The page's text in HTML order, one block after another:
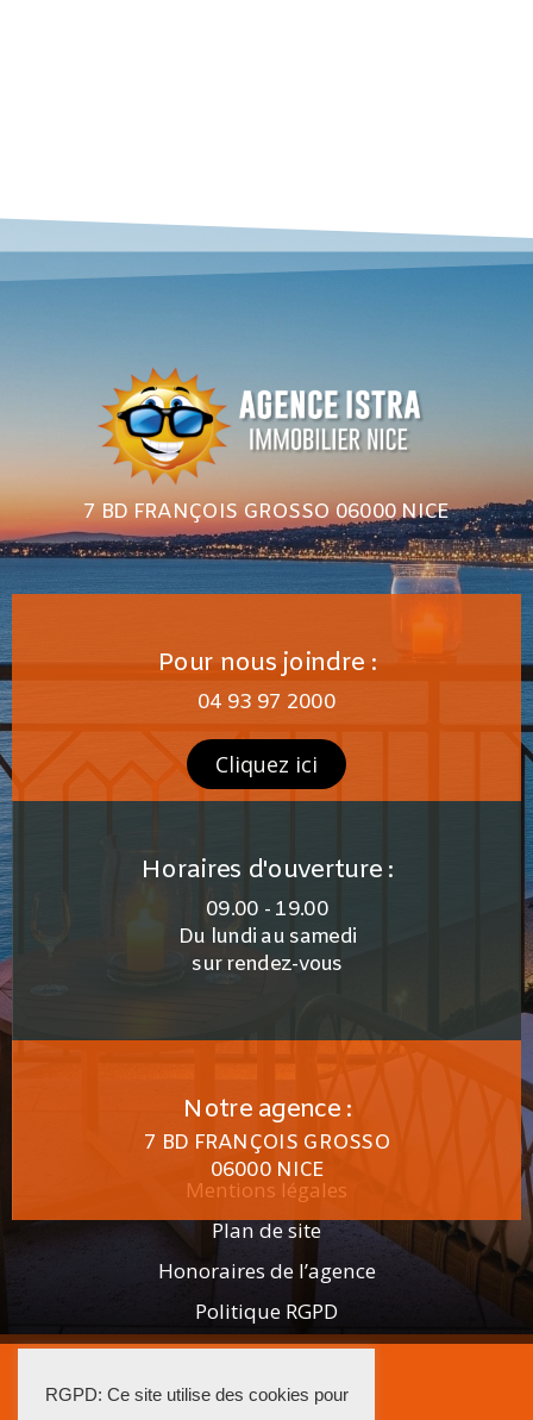
7 BD FRANÇOIS GROSSO 06000 NICE
Pour nous joindre :
04 93 97 2000
Cliquez ici
Horaires d'ouverture :
09.00 - 19.00
Du lundi au samedi
sur rendez-vous
Notre agence :
7 BD FRANÇOIS GROSSO
06000 NICE
Mentions légales
Plan de site
Honoraires de l’agence
Politique RGPD
RGPD: Ce site utilise des cookies pour